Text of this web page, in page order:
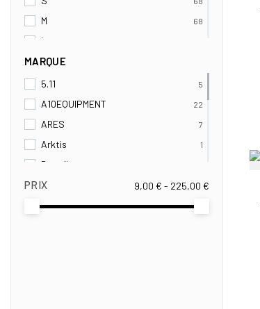
M 68
L
XL
2XL 61
3XL 28
4XL 7
37/38 1
39/40
41/42 1
MARQUE
5.11 5
A10EQUIPMENT 22
ARES 7
Arktis 1
Brandit
Cholet uniformes 1
City Guard
PRIX 9,00 € - 225,00 €